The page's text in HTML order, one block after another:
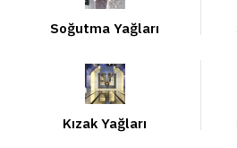
Soğutma Yağları
Kızak Yağları